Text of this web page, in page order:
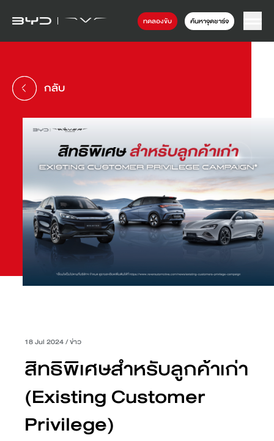
ทดลองขับ ค้นหาจุดชาร์จ
กลับ
18 Jul 2024/ข่าว
สิทธิพิเศษสำหรับลูกค้าเก่า
(Existing Customer
Privilege)